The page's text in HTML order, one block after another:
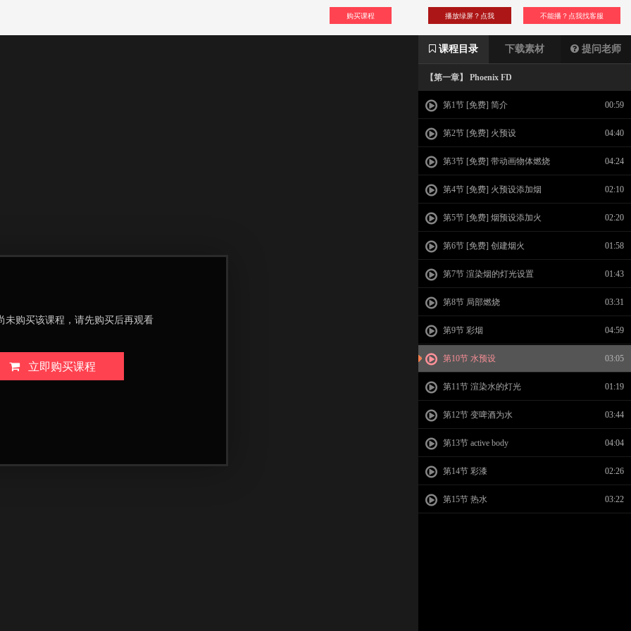
购买课程 不能播？点我找客服
播放绿屏？点我
课程目录 下载素材 提问老师
【第一章】 Phoenix FD
第1节 [免费] 简介 00:59
第2节 [免费] 火预设 04:40
第3节 [免费] 带动画物体燃烧 04:24
第4节 [免费] 火预设添加烟 02:10
第5节 [免费] 烟预设添加火 02:20
第6节 [免费] 创建烟火 01:58
第7节 渲染烟的灯光设置 01:43
第8节 局部燃烧 03:31
第9节 彩烟 04:59
第10节 水预设 03:05
第11节 渲染水的灯光 01:19
第12节 变啤酒为水 03:44
第13节 active body 04:04
第14节 彩漆 02:26
第15节 热水 03:22
未购买该课程，请先购买后再观看
立即购买课程